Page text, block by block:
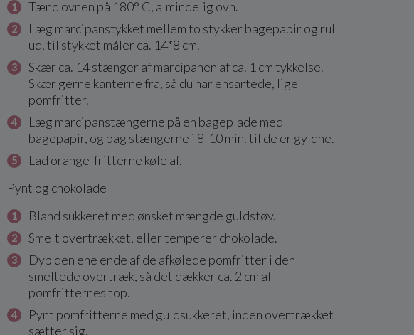
Tænd ovnen på 180° C, almindelig ovn.
Læg marcipanstykket mellem to stykker bagepapir og rul
ud, til stykket måler ca. 14*8 cm.
Skær ca. 14 stænger af marcipanen af ca. 1 cm tykkelse.
Skær gerne kanterne fra, så du har ensartede, lige
pomfritter.
Læg marcipanstængerne på en bageplade med
bagepapir, og bag stængerne i 8-10 min. til de er gyldne.
Lad orange-fritterne køle af.
Pynt og chokolade
Bland sukkeret med ønsket mængde guldstøv.
Smelt overtrækket, eller temperer chokolade.
Dyb den ene ende af de afkølede pomfritter i den
smeltede overtræk, så det dækker ca. 2 cm af
pomfritternes top.
Pynt pomfritterne med guldsukkeret, inden overtrækket
sætter sig.